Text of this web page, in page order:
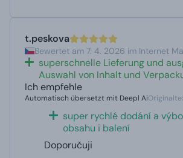
t.peskova
Bewertet am 7. 4. 2026 im Internet
superschnelle Lieferung und
Auswahl von Inhalt und
Ich empfehle
Automatisch übersetzt mit Deepl Ai
super rychlé dodání a
obsahu i balení
Doporučuji